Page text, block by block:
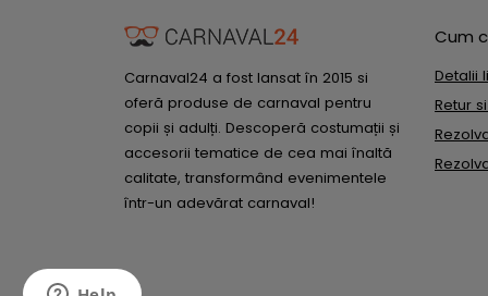
Carnaval24 a fost lansat în 2015 si
oferă produse de carnaval pentru
copii și adulți. Descoperă costumații și
accesorii tematice de cea mai înaltă
calitate, transformând evenimentele
într-un adevărat carnaval!
Cum
Detalii
Retur